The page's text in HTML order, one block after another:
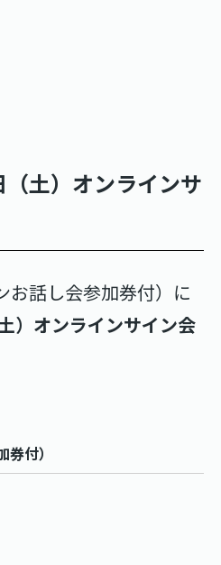
土）オンラインサ
お話し会参加券付）に
）オンラインサイン会
付）